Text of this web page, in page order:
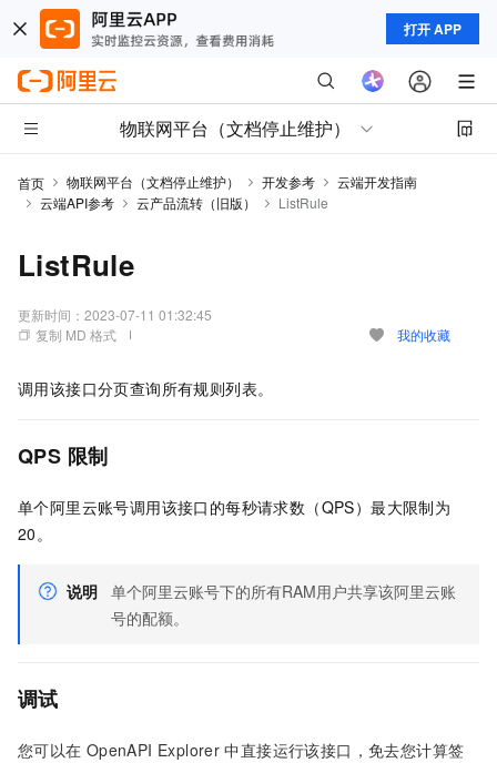
打开 APP
物联网平台（文档停止维护）
首页 物联网平台（文档停止维护） 开发参考
云端开发指南
云端API参考
云产品流转（旧版） ListRule
ListRule
更新时间： 2023-07-11 01:32:45
复制 MD 格式
我的收藏
调用该接口分页查询所有规则列表。
QPS 限制
单个阿里云账号调用该接口的每秒请求数（QPS）最大限制为
20。
说明 单个阿里云账号下的所有RAM用户共享该阿里云账
号的配额。
调试
您可以在 OpenAPI Explorer 中直接运行该接口，免去您计算签